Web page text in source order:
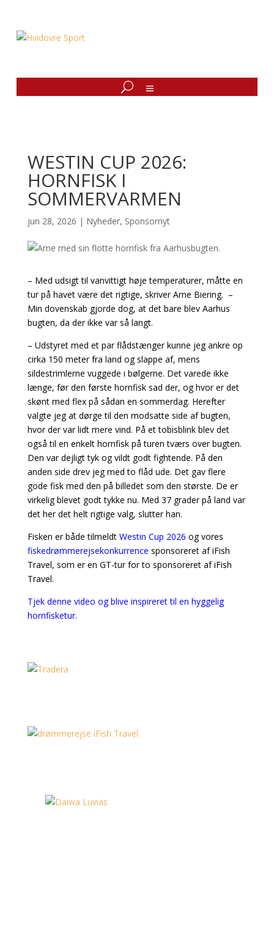
WESTIN CUP 2026:
HORNFISK I
SOMMERVARMEN
jun 28, 2026 | Nyheder, Sponsornyt
– Med udsigt til vanvittigt høje temperaturer, måtte en
tur på havet være det rigtige, skriver Arne Biering. –
Min dovenskab gjorde dog, at det bare blev Aarhus
bugten, da der ikke var så langt.
– Udstyret med et par flådstænger kunne jeg ankre op
cirka 150 meter fra land og slappe af, mens
sildestrimlerne vuggede i bølgerne. Det varede ikke
længe, før den første hornfisk sad der, og hvor er det
skønt med flex på sådan en sommerdag. Herefter
valgte jeg at dørge til den modsatte side af bugten,
hvor der var lidt mere vind. På et tobisblink blev det
også til en enkelt hornfisk på turen tværs over bugten.
Den var dejligt tyk og vildt godt fightende. På den
anden side drev jeg med to flåd ude. Det gav flere
gode fisk med den på billedet som den største. De er
virkelig blevet godt tykke nu. Med 37 grader på land var
det her det helt rigtige valg, slutter han.
Fisken er både tilmeldt Westin Cup 2026 og vores
fiskedrømmerejsekonkurrence sponsoreret af iFish
Travel, som er en GT-tur for to sponsoreret af iFish
Travel.
Tjek denne video og blive inspireret til en hyggelig
hornfisketur.